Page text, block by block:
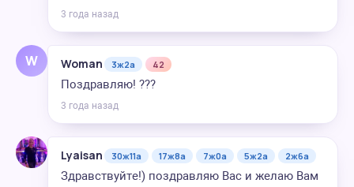
3 года назад
W Woman 3ж2а 42
Поздравляю! ???
3 года назад
Lyaisan 30ж11а 17ж8а 7ж0а 5ж2а 2ж6а
Здравствуйте!) поздравляю Вас и желаю Вам